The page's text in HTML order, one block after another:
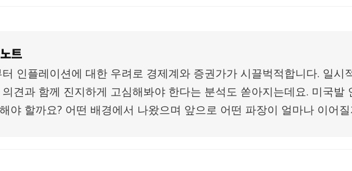
트
인플레이션에 대한 우려로 경제계와 증권가가 시끌벅적합니다. 일시
의견과 함께 진지하게 고심해봐야 한다는 분석도 쏟아지는데요. 미국발
야 할까요? 어떤 배경에서 나왔으며 앞으로 어떤 파장이 얼마나 이어